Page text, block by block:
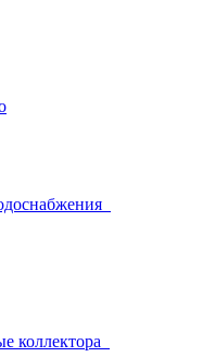
коллектора